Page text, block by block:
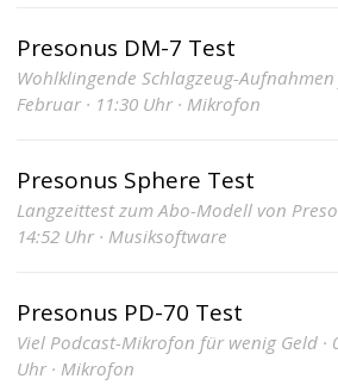
Presonus DM-7 Test
Wohlklingende Schlagzeug-Aufnahmen
Februar · 11:30 Uhr · Mikrofon
Presonus Sphere Test
Langzeittest zum Abo-Modell von
14:52 Uhr · Musiksoftware
Presonus PD-70 Test
Viel Podcast-Mikrofon für wenig Geld ·
Uhr · Mikrofon